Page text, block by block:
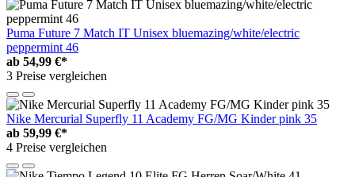
Puma Future 7 Match IT Unisex bluemazing/white/electric
peppermint 46
ab 54,99 €*
3 Preise vergleichen
Nike Mercurial Superfly 11 Academy FG/MG Kinder pink 35
ab 59,99 €*
4 Preise vergleichen